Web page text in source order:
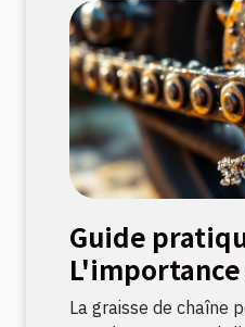
Guide
L'importance
de chaîne
La graisse de chaîne